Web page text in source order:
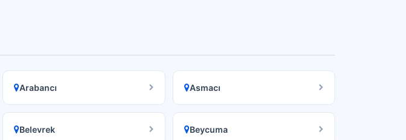
Arabancı Asmacı
Belevrek Beycuma